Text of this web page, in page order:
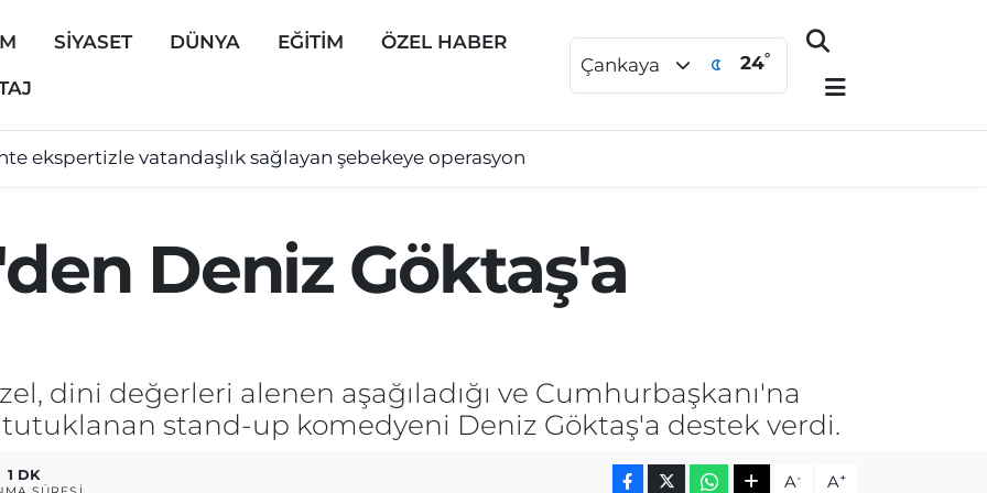
SİYASET DÜNYA EĞİTİM ÖZEL HABER
Çankaya 24°
ekspertizle vatandaşlık sağlayan şebekeye operasyon
Deniz Göktaş'a
dini değerleri alenen aşağıladığı ve Cumhurbaşkanı'na
stand-up komedyeni Deniz Göktaş'a destek verdi.
1 DK A- A+